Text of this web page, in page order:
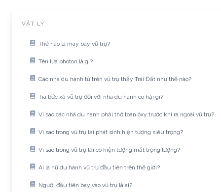
VẬT LÝ
Thế nào là máy bay vũ trụ?
Tên lửa photon là gì?
Các nhà du hành từ trên vũ trụ thấy Trái Đất như thế nào?
Tia bức xạ vũ trụ đối với nhà du hành có hại gì?
Vì sao các nhà du hành phải thở toàn ôxy trước khi ra ngoài vũ trụ?
Vì sao trong vũ trụ lại phát sinh hiện tượng siêu trọng?
Vì sao trong vũ trụ lại có hiện tượng mất trọng lượng?
Ai là nữ du hành vũ trụ đầu tiên trên thế giới?
Người đầu tiên bay vào vũ trụ là ai?